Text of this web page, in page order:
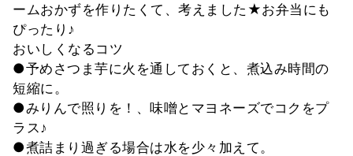
ームおかずを作りたくて、考えました★お弁当にも
ぴったり♪
おいしくなるコツ
●予めさつま芋に火を通しておくと、煮込み時間の
短縮に。
●みりんで照りを！、味噌とマヨネーズでコクをプ
ラス♪
●煮詰まり過ぎる場合は水を少々加えて。